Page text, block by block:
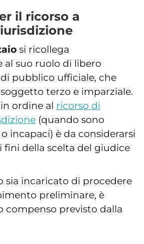
il ricorso a
si ricollega
al suo ruolo di libero
pubblico ufficiale, che
terzo e imparziale.
ordine al ricorso di
(quando sono
incapaci) è da considerarsi
fini della scelta del giudice
sia incaricato di procedere
preliminare, è
compenso previsto dalla